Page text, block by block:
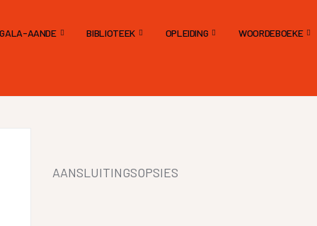
AANDE BIBLIOTEEK OPLEIDING WOORDEBOEKE
AANSLUITINGSOPSIES